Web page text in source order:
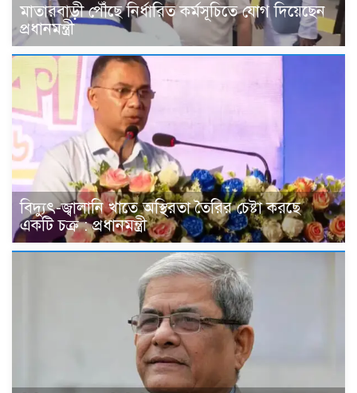
মাতারবাড়ী পৌঁছে নির্ধারিত কর্মসূচিতে যোগ দিয়েছেন
প্রধানমন্ত্রী
বিদ্যুৎ-জ্বালানি খাতে অস্থিরতা তৈরির চেষ্টা করছে
একটি চক্র : প্রধানমন্ত্রী